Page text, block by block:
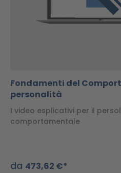
Fondamenti del
personalità
I video esplicativi per il
comportamentale
da 473,62 €*